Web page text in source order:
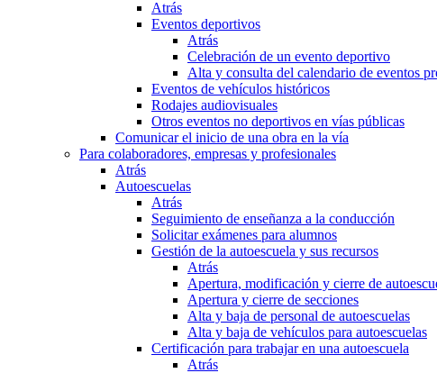
Atrás
Eventos deportivos
Atrás
Celebración de un evento deportivo
Alta y consulta del calendario de eventos
Eventos de vehículos históricos
Rodajes audiovisuales
Otros eventos no deportivos en vías públicas
Comunicar el inicio de una obra en la vía
Para colaboradores, empresas y profesionales
Atrás
Autoescuelas
Atrás
Seguimiento de enseñanza a la conducción
Solicitar exámenes para alumnos
Gestión de la autoescuela y sus recursos
Atrás
Apertura, modificación y cierre de
Apertura y cierre de secciones
Alta y baja de personal de autoescuelas
Alta y baja de vehículos para autoescuelas
Certificación para trabajar en una autoescuela
Atrás